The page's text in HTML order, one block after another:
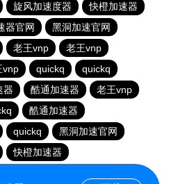
旋风加速度器
快橙加速器
器官网
黑洞加速官网
老王vnp
老王vnp
vnp quickq
quickq
器 酷通加速器
老王vnp
酷通加速器
quickq
黑洞加速官网
快橙加速器